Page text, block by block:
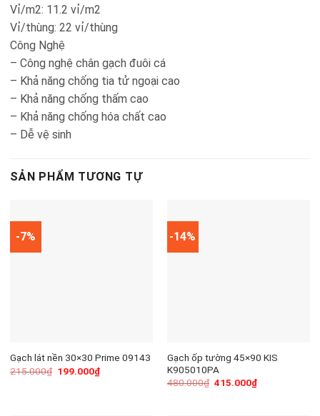
Vỉ/m2: 11.2 vỉ/m2
Vỉ/thùng: 22 vỉ/thùng
Công Nghệ
– Công nghệ chân gạch đuôi cá
– Khả năng chống tia tử ngoại cao
– Khả năng chống thấm cao
– Khả năng chống hóa chất cao
– Dễ vệ sinh
SẢN PHẨM TƯƠNG TỰ
-7%
Gạch lát nền 30×30 Prime 09143
215.000₫ 199.000₫
-14%
Gạch ốp tường 45×90 KIS
K905010PA
480.000₫ 415.000₫